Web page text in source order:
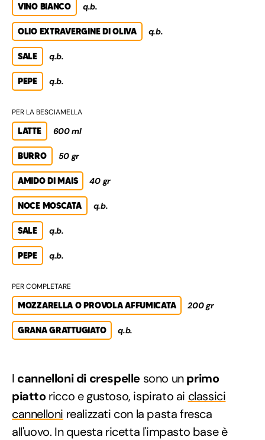
VINO BIANCO q.b.
OLIO EXTRAVERGINE DI OLIVA q.b.
SALE q.b.
PEPE q.b.
PER LA BESCIAMELLA
LATTE 600 ml
BURRO 50 gr
AMIDO DI MAIS 40 gr
NOCE MOSCATA q.b.
SALE q.b.
PEPE q.b.
PER COMPLETARE
MOZZARELLA O PROVOLA AFFUMICATA 200 gr
GRANA GRATTUGIATO q.b.
I cannelloni di crespelle sono unprimo
piattoricco e gustoso, ispirato ai classici
cannelloni realizzati con la pasta fresca
all'uovo. In questa ricetta l'impasto base è